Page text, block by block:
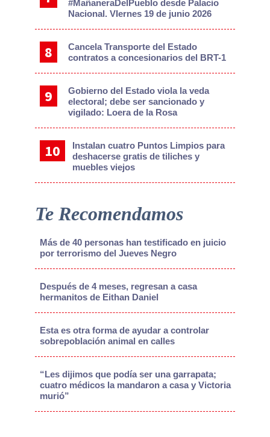
#MañaneraDelPueblo desde Palacio
Nacional. VIernes 19 de junio 2026
Cancela Transporte del Estado
contratos a concesionarios del BRT-1
Gobierno del Estado viola la veda
electoral; debe ser sancionado y
vigilado: Loera de la Rosa
Instalan cuatro Puntos Limpios para
deshacerse gratis de tiliches y
muebles viejos
Te Recomendamos
Más de 40 personas han testificado en juicio
por terrorismo del Jueves Negro
Después de 4 meses, regresan a casa
hermanitos de Eithan Daniel
Esta es otra forma de ayudar a controlar
sobrepoblación animal en calles
“Les dijimos que podía ser una garrapata;
cuatro médicos la mandaron a casa y Victoria
murió”